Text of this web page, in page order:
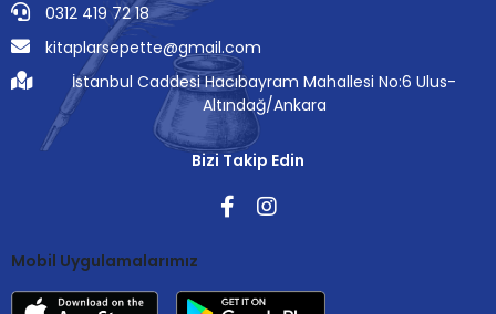
0312 419 72 18
kitaplarsepette@gmail.com
İstanbul Caddesi Hacıbayram Mahallesi No:6 Ulus-
Altındağ/Ankara
Bizi Takip Edin
Mobil Uygulamalarımız